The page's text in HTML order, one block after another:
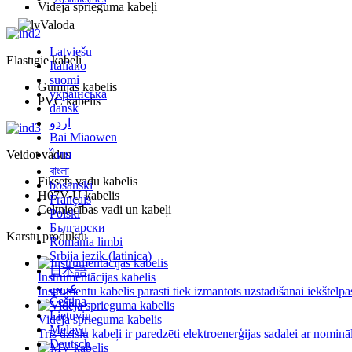
Valoda
Latviešu
Italiano
suomi
українська
dansk
اردو
Bai Miaowen
ไทย
বাংলা
bosanski
Français
Polski
Български
România limbi
Srbija jezik (latinica)
日本語
عربي
Čeština
Lietuvių
Melayu
Deutsch
Vidēja sprieguma kabeļi
Elastīgie kabeļi
Gumijas kabelis
PVC kabelis
Veidot vadus
Fiksēts vadu kabelis
H07V-U kabelis
Celtniecības vadi un kabeļi
Karstu produktu
Instrumentācijas kabelis
Instrumentu kabelis parasti tiek izmantots uzstādīšanai
Vidēja sprieguma kabelis
Trīs dzīslu kabeļi ir paredzēti elektroenerģijas sadalei ar